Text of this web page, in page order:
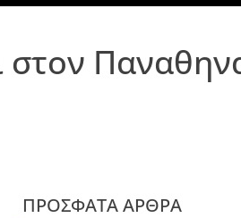
στον
ΠΡΌΣΦΑΤΑ ΆΡΘΡΑ